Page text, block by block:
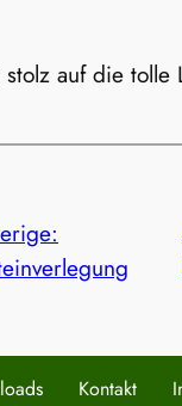
stolz auf die
Kontakt